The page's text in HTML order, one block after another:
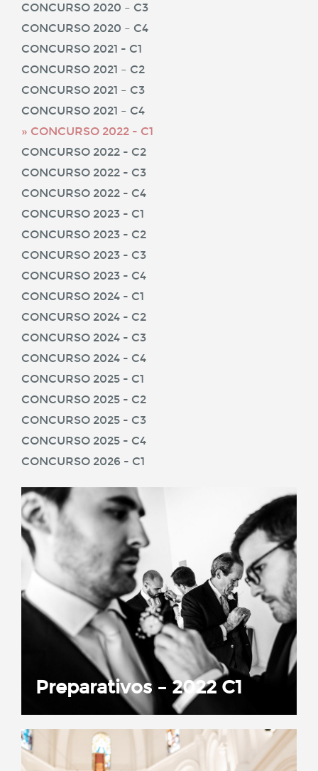
CONCURSO 2020 – C3
CONCURSO 2020 – C4
CONCURSO 2021 - C1
CONCURSO 2021 – C2
CONCURSO 2021 – C3
CONCURSO 2021 – C4
CONCURSO 2022 - C1
CONCURSO 2022 - C2
CONCURSO 2022 - C3
CONCURSO 2022 - C4
CONCURSO 2023 - C1
CONCURSO 2023 - C2
CONCURSO 2023 - C3
CONCURSO 2023 - C4
CONCURSO 2024 - C1
CONCURSO 2024 - C2
CONCURSO 2024 - C3
CONCURSO 2024 - C4
CONCURSO 2025 - C1
CONCURSO 2025 - C2
CONCURSO 2025 - C3
CONCURSO 2025 - C4
CONCURSO 2026 - C1
Preparativos – 2022 C1